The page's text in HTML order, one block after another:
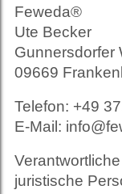
Feweda®
Ute Becker
Gunnersdorfer
09669
Telefon: +49
E-Mail:
juristische